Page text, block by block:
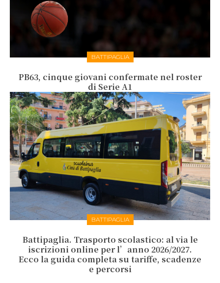
BATTIPAGLIA
PB63, cinque giovani confermate nel roster
di Serie A1
BATTIPAGLIA
Battipaglia. Trasporto scolastico: al via le
iscrizioni online per l’anno 2026/2027.
Ecco la guida completa su tariffe, scadenze
e percorsi